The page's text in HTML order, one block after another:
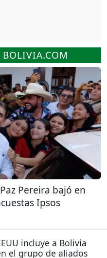
Pereira bajó en
Ipsos
incluye a Bolivia
el grupo de aliados